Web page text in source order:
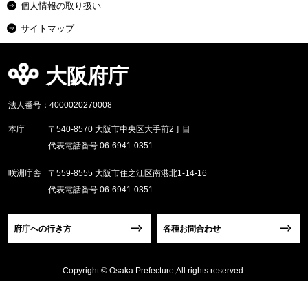
個人情報の取り扱い
サイトマップ
大阪府庁
法人番号：4000020270008
本庁
〒540-8570 大阪市中央区大手前2丁目
代表電話番号 06-6941-0351
咲洲庁舎
〒559-8555 大阪市住之江区南港北1-14-16
代表電話番号 06-6941-0351
府庁への行き方 各種お問合わせ
Copyright © Osaka Prefecture,All rights reserved.